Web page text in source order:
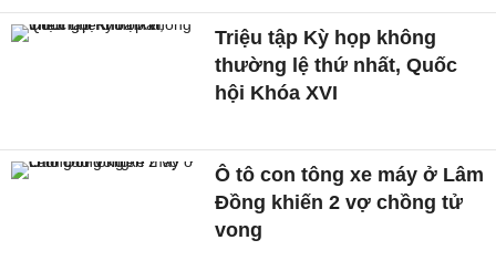
Triệu tập Kỳ họp không
thường lệ thứ nhất, Quốc
hội Khóa XVI
Ô tô con tông xe máy ở Lâm
Đồng khiến 2 vợ chồng tử
vong